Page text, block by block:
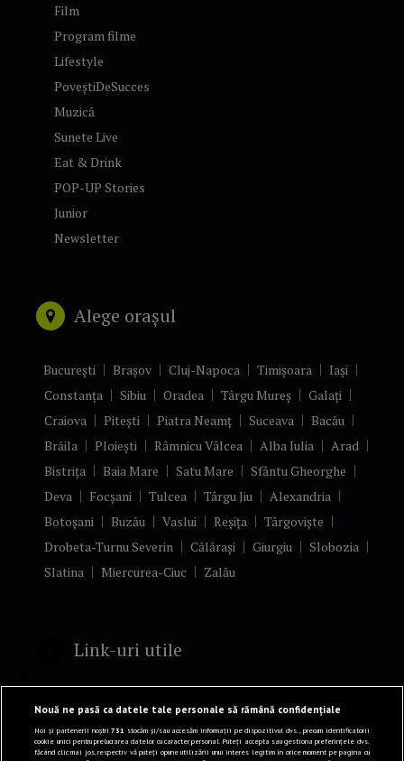
Film
Program filme
Lifestyle
PoveștiDeSucces
Muzică
Sunete Live
Eat & Drink
POP-UP Stories
Junior
Newsletter
Alege orașul
București Brașov Cluj-Napoca Timișoara
Iași
Constanța
Sibiu Oradea Târgu Mureș
Galați
Craiova
Pitești Piatra Neamț Suceava
Bacău
Brăila
Ploiești Râmnicu Vâlcea Alba Iulia
Arad
Bistrița
Baia Mare Satu Mare
Sfântu Gheorghe
Deva
Focșani Tulcea Târgu Jiu
Alexandria
Botoșani
Buzău Vaslui Reșița
Târgoviște
Drobeta-Turnu Severin
Călărași Giurgiu
Slobozia
Slatina
Miercurea-Ciuc Zalău
Link-uri utile
Politică de confidențialitate
Termeni și Condiții
Nouă ne pasă ca datele tale personale să rămână confidențiale
Noi și partenerii noștri731 stocăm și/sau accesăm informații pe dispozitivul dvs., precum identificatorii
cookie unici pentru prelucrarea datelor cu caracter personal. Puteți accepta sau gestiona preferințele dvs.
făcând clic mai jos, respectiv vă puteți opune utilizării unui interes legitim în orice moment pe pagina cu